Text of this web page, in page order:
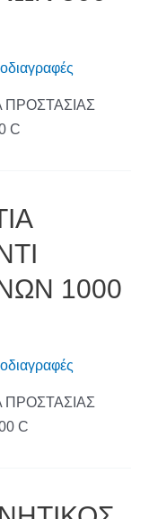
ΠΡΟΣΤΑΣΙΑΣ
C
1000
ΠΡΟΣΤΑΣΙΑΣ
C